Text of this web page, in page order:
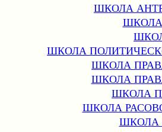
ШКОЛА
ШКОЛА
ШКОЛА
ШКОЛА
ШКОЛА
ШКОЛА
ШКОЛА